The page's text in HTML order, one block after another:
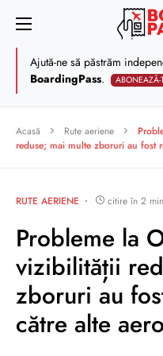
Ajută-ne să păstrăm
BoardingPass.
Acasă Rute aeriene
reduse; mai multe zboruri au fost
RUTE AERIENE citire în 2
Probleme la
vizibilității
zboruri au
către alte